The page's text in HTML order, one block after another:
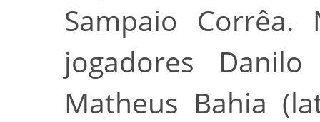
Sampaio
jogadores
Matheus Bahia